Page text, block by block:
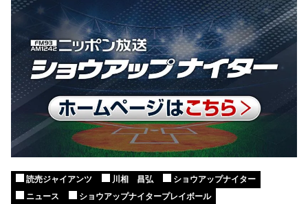
読売ジャイアンツ 川相 昌弘
ショウアップナイター
ニュース
ショウアップナイタープレイボール